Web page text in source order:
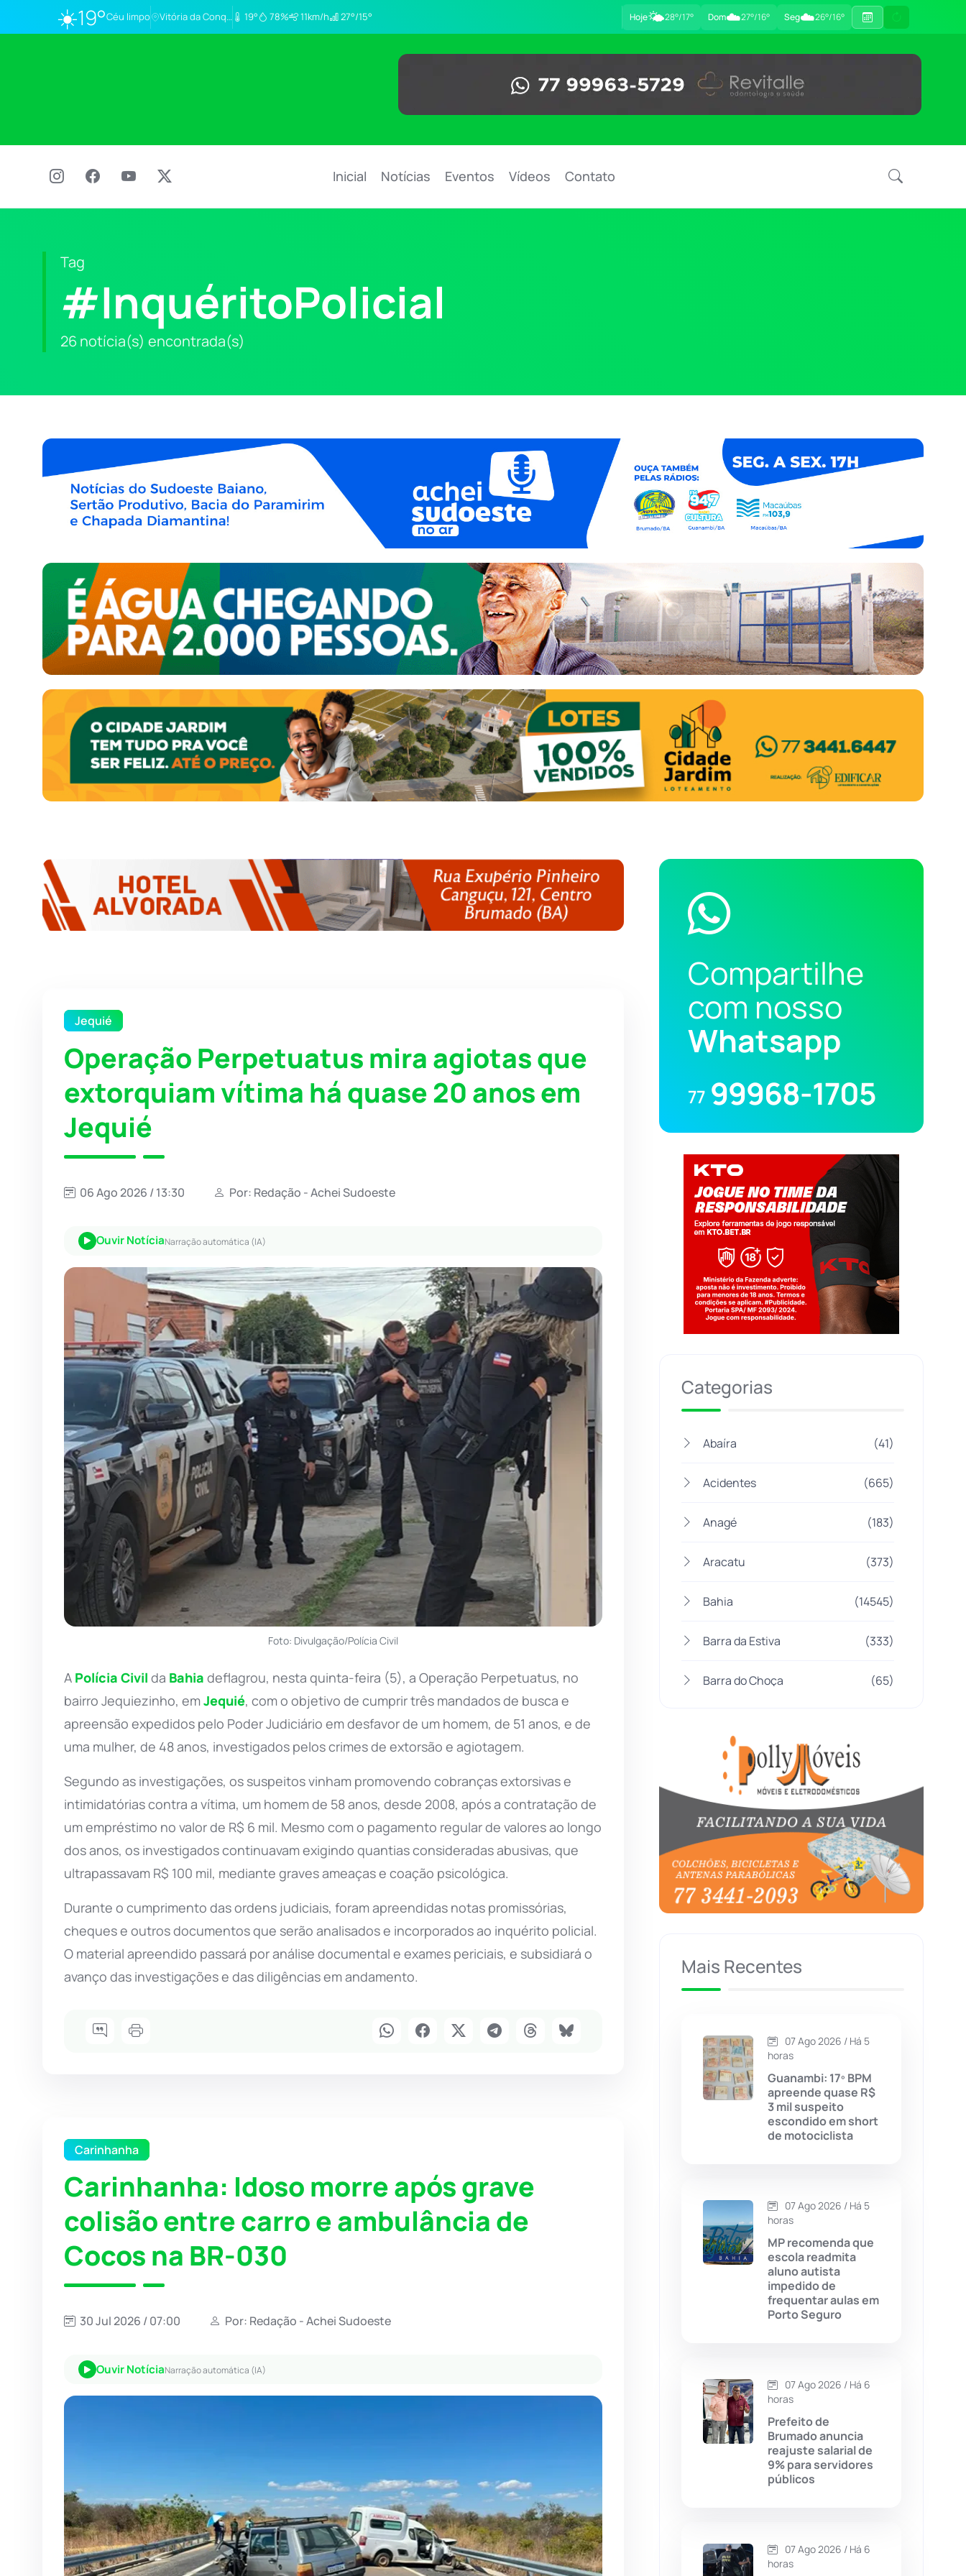
☀️19°Céu limpo Vitória da Conq… 19° 78% 11km/h 27°/15° Hoje🌤️28°/17° Dom☁️27°/16° Seg☁️26°/16°
Inicial Notícias Eventos Vídeos Contato
Tag
#InquéritoPolicial
26 notícia(s) encontrada(s)
Jequié
Operação Perpetuatus mira agiotas que
extorquiam vítima há quase 20 anos em
Jequié
06 Ago 2026 / 13:30 Por: Redação - Achei Sudoeste
Ouvir NotíciaNarração automática (IA)
Foto: Divulgação/Polícia Civil
A Polícia Civil da Bahia deflagrou, nesta quinta-feira (5), a Operação Perpetuatus, no
bairro Jequiezinho, emJequié, com o objetivo de cumprir três mandados de busca e
apreensão expedidos pelo Poder Judiciário em desfavor de um homem, de 51 anos, e de
uma mulher, de 48 anos, investigados pelos crimes de extorsão e agiotagem.
Segundo as investigações, os suspeitos vinham promovendo cobranças extorsivas e
intimidatórias contra a vítima, um homem de 58 anos, desde 2008, após a contratação de
um empréstimo no valor de R$ 6 mil. Mesmo com o pagamento regular de valores ao longo
dos anos, os investigados continuavam exigindo quantias consideradas abusivas, que
ultrapassavam R$ 100 mil, mediante graves ameaças e coação psicológica.
Durante o cumprimento das ordens judiciais, foram apreendidas notas promissórias,
cheques e outros documentos que serão analisados e incorporados ao inquérito policial.
O material apreendido passará por análise documental e exames periciais, e subsidiará o
avanço das investigações e das diligências em andamento.
Carinhanha
Carinhanha: Idoso morre após grave
colisão entre carro e ambulância de
Cocos na BR-030
30 Jul 2026 / 07:00 Por: Redação - Achei Sudoeste
Ouvir NotíciaNarração automática (IA)
Compartilhe
com nosso
Whatsapp
77 99968-1705
Categorias
Abaíra (41)
Acidentes (665)
Anagé (183)
Aracatu (373)
Bahia (14545)
Barra da Estiva (333)
Barra do Choça (65)
Bom Jesus da Lapa
Boquira (152)
Botuporã (72)
Brasil (7680)
Brumado (31958)
Caculé
Caetité (1504)
Candiba (157)
Cândido Sales (121)
Caturama
Chapada Diamantina
Cordeiros
Dom Basílio
(1235)
Érico Cardoso
Mais Recentes
07 Ago 2026 / Há 5
horas
Guanambi: 17º BPM
apreende quase R$
3 mil suspeito
escondido em short
de motociclista
07 Ago 2026 / Há 5
horas
MP recomenda que
escola readmita
aluno autista
impedido de
frequentar aulas em
Porto Seguro
07 Ago 2026 / Há 6
horas
Prefeito de
Brumado anuncia
reajuste salarial de
9% para servidores
públicos
07 Ago 2026 / Há 6
horas